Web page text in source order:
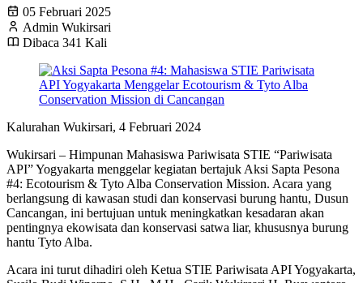
05 Februari 2025
Admin Wukirsari
Dibaca 341 Kali
Kalurahan Wukirsari, 4 Februari 2024
Wukirsari – Himpunan Mahasiswa Pariwisata STIE “Pariwisata
API” Yogyakarta menggelar kegiatan bertajuk Aksi Sapta Pesona
#4: Ecotourism & Tyto Alba Conservation Mission. Acara yang
berlangsung di kawasan studi dan konservasi burung hantu, Dusun
Cancangan, ini bertujuan untuk meningkatkan kesadaran akan
pentingnya ekowisata dan konservasi satwa liar, khususnya burung
hantu Tyto Alba.
Acara ini turut dihadiri oleh Ketua STIE Pariwisata API Yogyakarta,